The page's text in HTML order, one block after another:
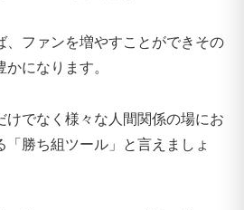
、ファンを増やすことができその
になります。
けでなく様々な人間関係の場にお
「勝ち組ツール」と言えましょ